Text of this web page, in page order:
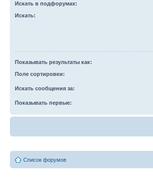
Искать в подфорумах:
Искать:
Показывать результаты как:
Поле сортировки:
Искать сообщения за:
Показывать первые:
Список форумов